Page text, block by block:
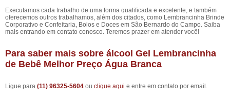
Executamos cada trabalho de uma forma qualificada e excelente, e também
oferecemos outros trabalhamos, além dos citados, como Lembrancinha Brinde
Corporativo e Confeitaria, Bolos e Doces em São Bernardo do Campo. Saiba
mais entrando em contato conosco. Teremos prazer em atender você!
Para saber mais sobre álcool Gel Lembrancinha
de Bebê Melhor Preço Água Branca
Ligue para (11) 96325-5604 ou clique aqui e entre em contato por email.